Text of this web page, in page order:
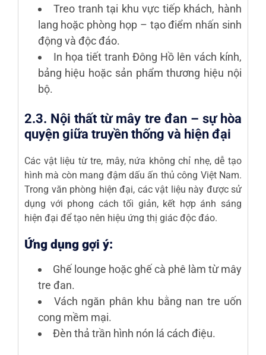
Treo tranh tại khu vực tiếp khách, hành
lang hoặc phòng họp – tạo điểm nhấn sinh
động và độc đáo.
In họa tiết tranh Đông Hồ lên vách kính,
bảng hiệu hoặc sản phẩm thương hiệu nội
bộ.
2.3. Nội thất từ mây tre đan – sự hòa
quyện giữa truyền thống và hiện đại
Các vật liệu từ tre, mây, nứa không chỉ nhẹ, dễ tạo
hình mà còn mang đậm dấu ấn thủ công Việt Nam.
Trong văn phòng hiện đại, các vật liệu này được sử
dụng với phong cách tối giản, kết hợp ánh sáng
hiện đại để tạo nên hiệu ứng thị giác độc đáo.
Ứng dụng gợi ý:
Ghế lounge hoặc ghế cà phê làm từ mây
tre đan.
Vách ngăn phân khu bằng nan tre uốn
cong mềm mại.
Đèn thả trần hình nón lá cách điệu.